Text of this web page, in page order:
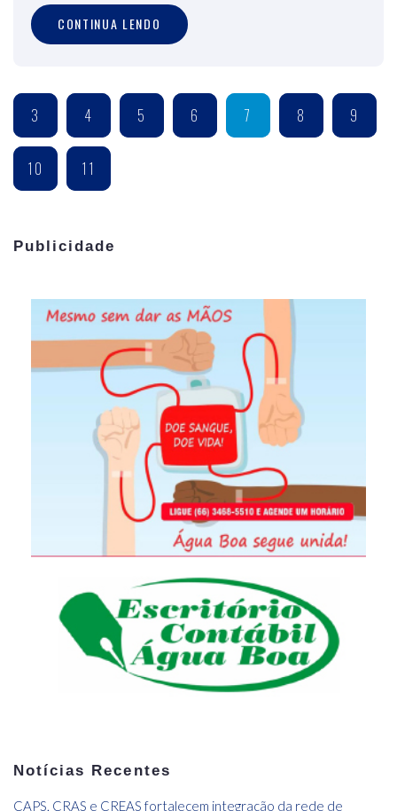
CONTINUA LENDO
3 4 5 6 7 8 9
10 11
Publicidade
Notícias Recentes
CAPS, CRAS e CREAS fortalecem integração da rede de